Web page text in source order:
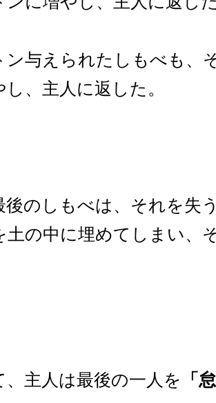
ン与えられたしもべも、
し、主人に返した。
後のしもべは、それを失
土の中に埋めてしまい、
、主人は最後の一人を 「